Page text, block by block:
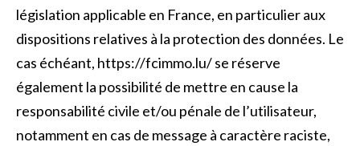
législation applicable en France, en particulier aux
dispositions relatives à la protection des données. Le
cas échéant, https://fcimmo.lu/ se réserve
également la possibilité de mettre en cause la
responsabilité civile et/ou pénale de l’utilisateur,
notamment en cas de message à caractère raciste,